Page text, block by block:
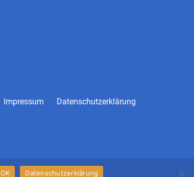
Impressum Datenschutzerklärung
OK Datenschutzerklärung